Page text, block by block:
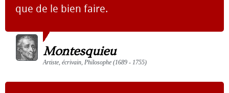
que de le bien faire.
Montesquieu
Artiste, écrivain, Philosophe (1689 - 1755)